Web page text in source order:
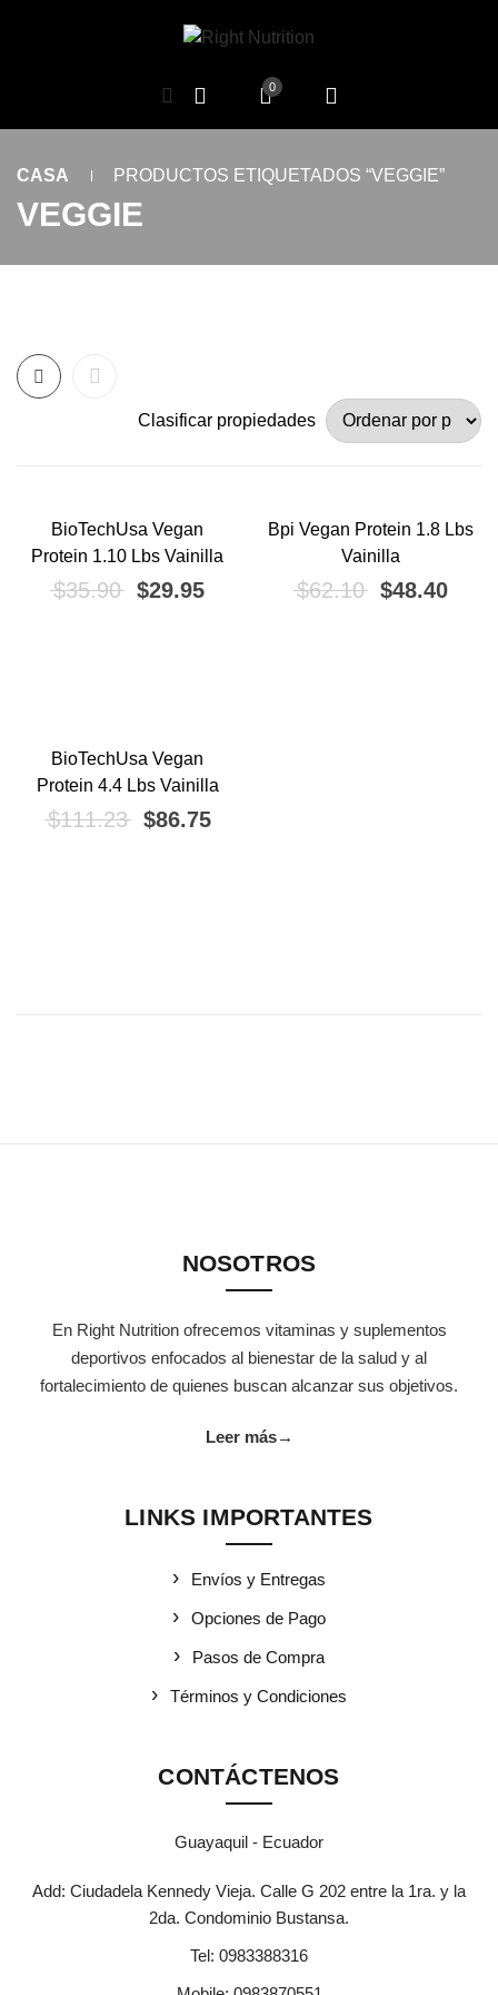
0
CASA PRODUCTOS ETIQUETADOS “VEGGIE”
VEGGIE
Clasificar propiedades
¡OFERTA!
BioTechUsa Vegan
Protein 1.10 Lbs Vainilla
$35.90 El precio original era: $35.90.
$29.95El precio actual es: $29.95.
Bpi Vegan Protein 1.8 Lbs
Vainilla
$62.10 El precio
$48.40El
¡OFERTA!
BioTechUsa Vegan
Protein 4.4 Lbs Vainilla
$111.23 El precio original era: $111.23.
$86.75El precio actual es: $86.75.
NOSOTROS
En Right Nutrition ofrecemos vitaminas y suplementos
deportivos enfocados al bienestar de la salud y al
fortalecimiento de quienes buscan alcanzar sus objetivos.
Leer más→
LINKS IMPORTANTES
Envíos y Entregas
Opciones de Pago
Pasos de Compra
Términos y Condiciones
CONTÁCTENOS
Guayaquil - Ecuador
Add: Ciudadela Kennedy Vieja. Calle G 202 entre la 1ra. y la
2da. Condominio Bustansa.
Tel: 0983388316